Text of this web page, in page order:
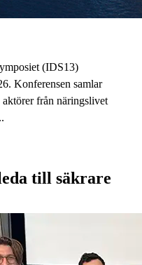
(IDS13)
Konferensen samlar
från näringslivet
till säkrare